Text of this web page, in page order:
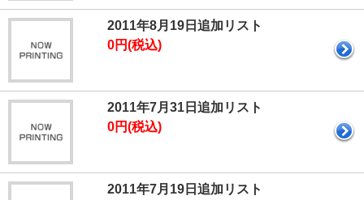
2011年8月19日追加リスト
0円(税込)
2011年7月31日追加リスト
0円(税込)
2011年7月19日追加リスト